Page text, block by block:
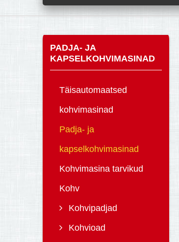
PADJA- JA
KAPSELKOHVIMASINAD
Täisautomaatsed
kohvimasinad
Padja- ja
kapselkohvimasinad
Kohvimasina tarvikud
Kohv
Kohvipadjad
Kohvioad